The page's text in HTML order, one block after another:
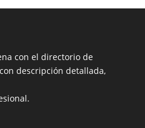
con el directorio de
descripción detallada,